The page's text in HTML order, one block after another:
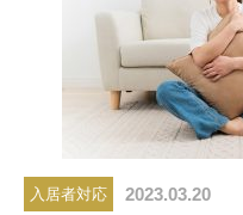
入居者対応 2023.03.20